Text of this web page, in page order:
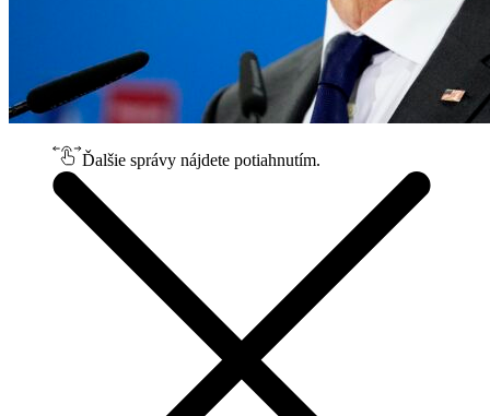
Ďalšie správy nájdete potiahnutím.